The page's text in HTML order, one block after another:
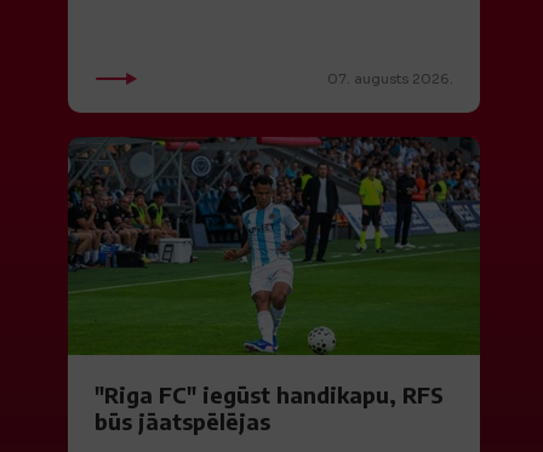
07. augusts 2026.
"Riga FC" iegūst handikapu, RFS
būs jāatspēlējas